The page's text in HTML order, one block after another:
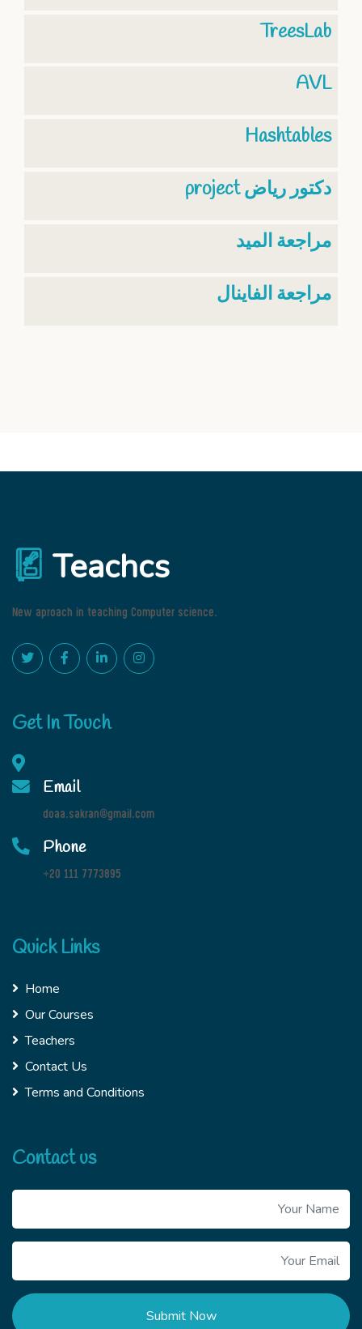
TreesLab
AVL
Hashtables
project دكتور رياض
مراجعة الميد
مراجعة الفاينال
Teachcs
New aproach in teaching Computer science.
Get In Touch
Email
doaa.sakran@gmail.com
Phone
+20 111 7773895
Quick Links
Home
Our Courses
Teachers
Contact Us
Terms and Conditions
Contact us
Submit Now